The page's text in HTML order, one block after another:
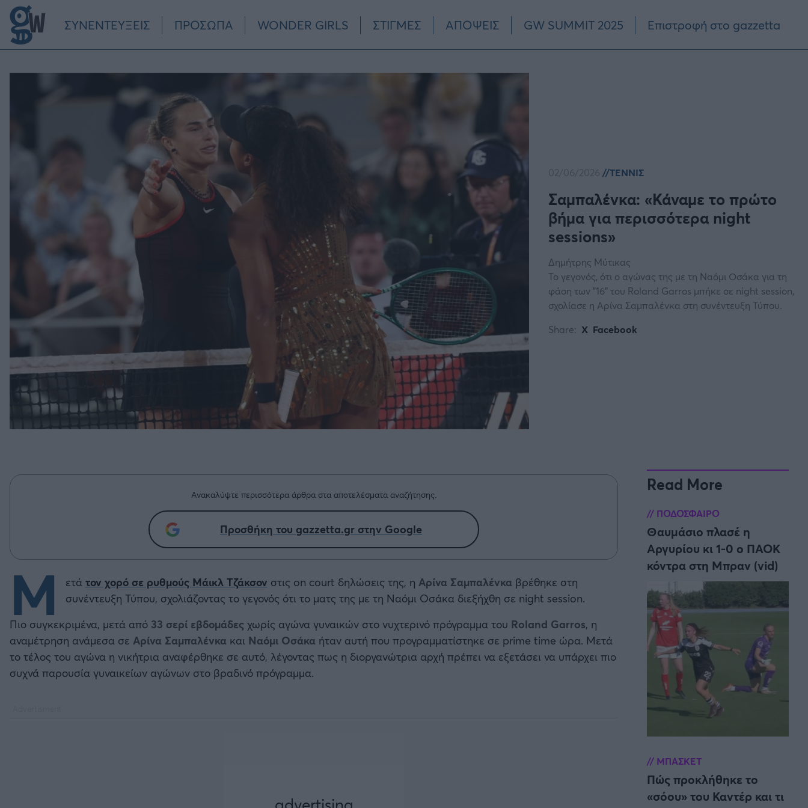
Παράκαμψη προς το κυρίως περιεχόμενο
ΣΥΝΕΝΤΕΥΞΕΙΣ ΠΡΟΣΩΠΑ WONDER GIRLS ΣΤΙΓΜΕΣ ΑΠΟΨΕΙΣ GW SUMMIT 2025 Επιστροφή στο gazzetta
ΤΕΝΝΙΣ
Σαμπαλένκα: «Κάναμε το πρώτο
βήμα για περισσότερα night
sessions»
Δημήτρης Μύτικας
Το γεγονός, ότι ο αγώνας της με τη Ναόμι Οσάκα για τη
φάση των "16" του Roland Garros μπήκε σε night session,
σχολίασε η Αρίνα Σαμπαλένκα στη συνέντευξη Τύπου.
Share: X Facebook
Ανακαλύψτε περισσότερα άρθρα στα αποτελέσματα αναζήτησης.
Προσθήκη του gazzetta.gr στην Google
Μ ετά τον χορό σε ρυθμούς Μάικλ Τζάκσον στις on court δηλώσεις της, η Αρίνα Σαμπαλένκα βρέθηκε στη
συνέντευξη Τύπου, σχολιάζοντας το γεγονός ότι το ματς της με τη Ναόμι Οσάκα διεξήχθη σε night session.
Πιο συγκεκριμένα, μετά από 33 σερί εβδομάδες χωρίς αγώνα γυναικών στο νυχτερινό πρόγραμμα του Roland Garros, η
αναμέτρηση ανάμεσα σε Αρίνα Σαμπαλένκα και Ναόμι Οσάκα ήταν αυτή που προγραμματίστηκε σε prime time ώρα. Μετά
το τέλος του αγώνα η νικήτρια αναφέρθηκε σε αυτό, λέγοντας πως η διοργανώτρια αρχή πρέπει να εξετάσει να υπάρχει πιο
συχνά παρουσία γυναικείων αγώνων στο βραδινό πρόγραμμα.
Read More
ΠΟΔΟΣΦΑΙΡΟ
Θαυμάσιο πλασέ η
Αργυρίου κι 1-0 ο ΠΑΟΚ
κόντρα στη Μπραν (vid)
ΜΠΑΣΚΕΤ
Πώς προκλήθηκε το
«σόου» του Καντέρ και τι